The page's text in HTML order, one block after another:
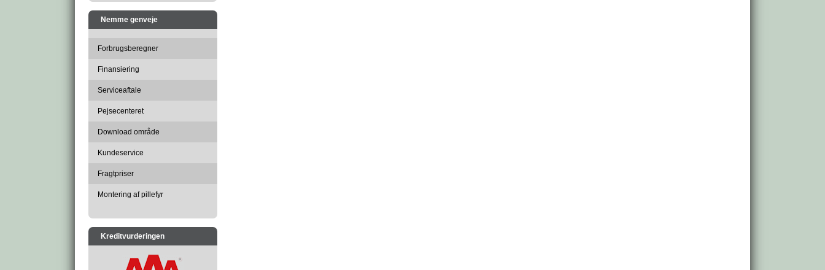
Nemme genveje
Forbrugsberegner
Finansiering
Serviceaftale
Pejsecenteret
Download område
Kundeservice
Fragtpriser
Montering af pillefyr
Kreditvurderingen